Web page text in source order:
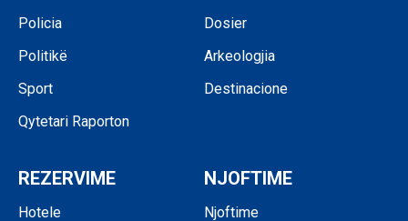
Policia
Politikë
Sport
Qytetari Raporton
Dosier
Arkeologjia
Destinacione
REZERVIME
Hotele
NJOFTIME
Njoftime